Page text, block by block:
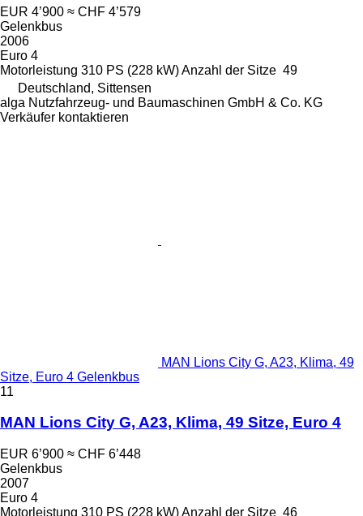
EUR 4’900 ≈ CHF 4’579
Gelenkbus
2006
Euro 4
Motorleistung 310 PS (228 kW)Anzahl der Sitze 49
Deutschland, Sittensen
alga Nutzfahrzeug- und Baumaschinen GmbH & Co. KG
Verkäufer kontaktieren
MAN Lions City G, A23, Klima, 49
Sitze, Euro 4 Gelenkbus
11
MAN Lions City G, A23, Klima, 49 Sitze, Euro 4
EUR 6’900 ≈ CHF 6’448
Gelenkbus
2007
Euro 4
Motorleistung 310 PS (228 kW)Anzahl der Sitze 46